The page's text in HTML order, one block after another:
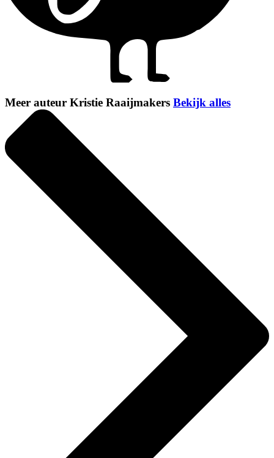
Meer auteur Kristie Raaijmakers Bekijk alles